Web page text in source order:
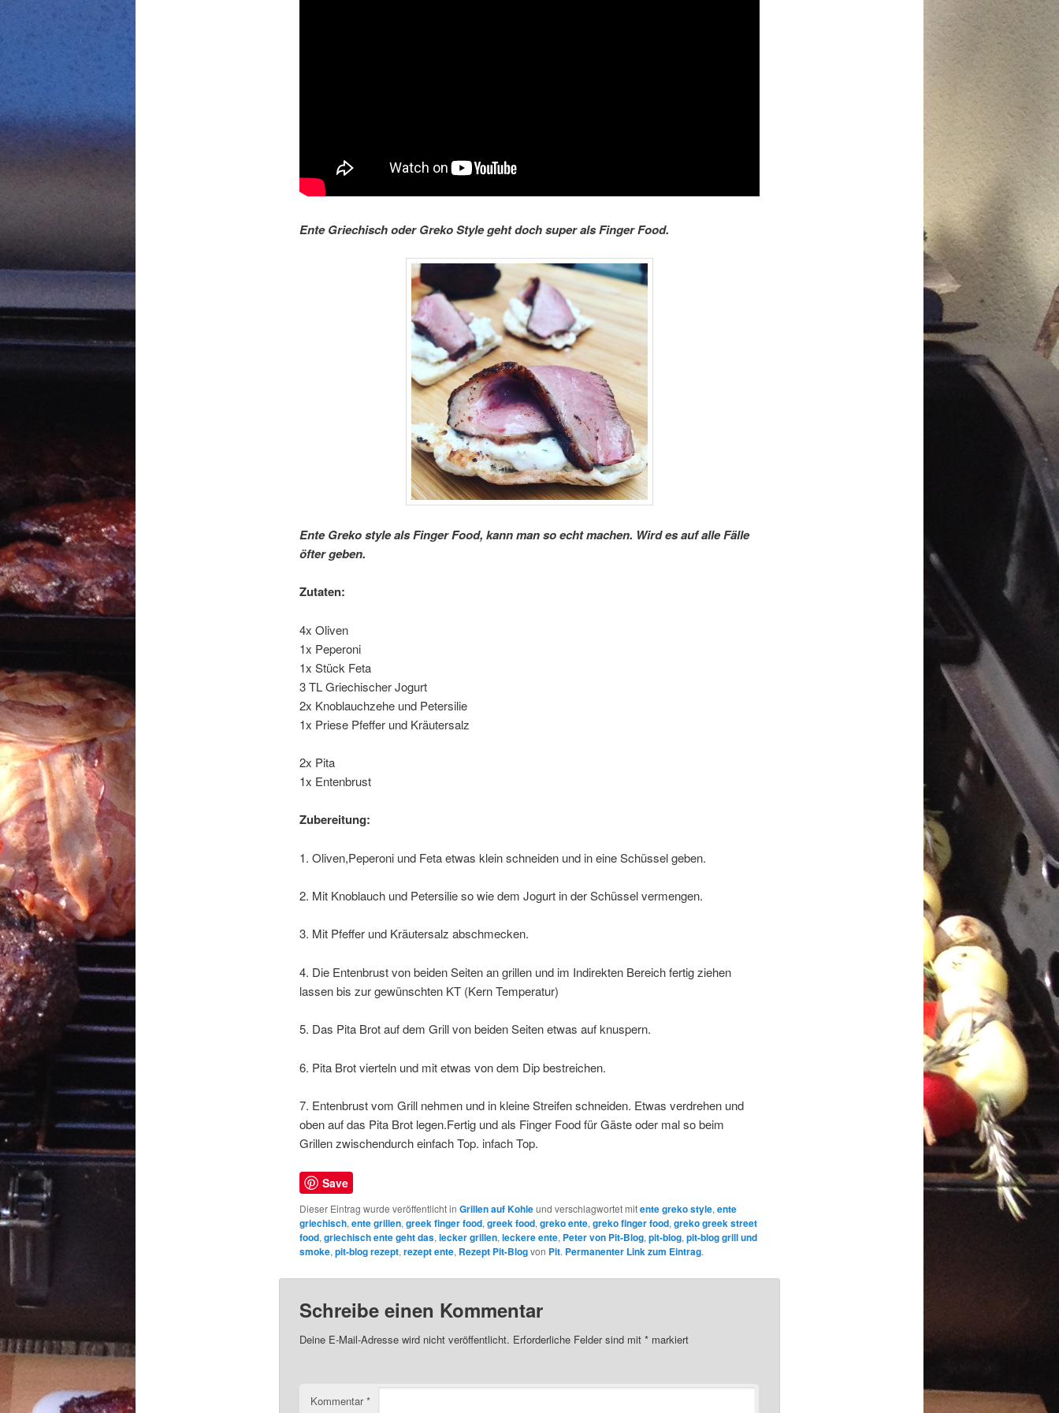
Ente Griechisch oder Greko Style geht doch super als Finger Food.
Ente Greko style als Finger Food, kann man so echt machen. Wird es auf alle Fälle
öfter geben.
Zutaten:
4x Oliven
1x Peperoni
1x Stück Feta
3 TL Griechischer Jogurt
2x Knoblauchzehe und Petersilie
1x Priese Pfeffer und Kräutersalz
2x Pita
1x Entenbrust
Zubereitung:
1. Oliven,Peperoni und Feta etwas klein schneiden und in eine Schüssel geben.
2. Mit Knoblauch und Petersilie so wie dem Jogurt in der Schüssel vermengen.
3. Mit Pfeffer und Kräutersalz abschmecken.
4. Die Entenbrust von beiden Seiten an grillen und im Indirekten Bereich fertig ziehen
lassen bis zur gewünschten KT (Kern Temperatur)
5. Das Pita Brot auf dem Grill von beiden Seiten etwas auf knuspern.
6. Pita Brot vierteln und mit etwas von dem Dip bestreichen.
7. Entenbrust vom Grill nehmen und in kleine Streifen schneiden. Etwas verdrehen und
oben auf das Pita Brot legen.Fertig und als Finger Food für Gäste oder mal so beim
Grillen zwischendurch einfach Top. infach Top.
Save
Dieser Eintrag wurde veröffentlicht in Grillen auf Kohleund verschlagwortet mitente greko style, ente
griechisch, ente grillen, greek finger food, greek food, greko ente, greko finger food, greko greek street
food, griechisch ente geht das, lecker grillen, leckere ente, Peter von Pit-Blog, pit-blog, pit-blog grill und
smoke, pit-blog rezept, rezept ente, Rezept Pit-Blogvon Pit. Permanenter Link zum Eintrag.
Schreibe einen Kommentar
Deine E-Mail-Adresse wird nicht veröffentlicht. Erforderliche Felder sind mit *markiert
Kommentar*